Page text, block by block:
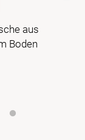
aus
Boden